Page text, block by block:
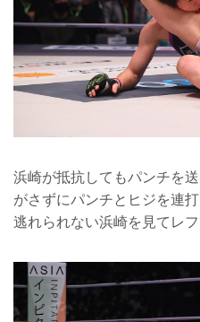
浜崎が抵抗してもパンチを
がさずにパンチとヒジを連
逃れられない浜崎を見てレ